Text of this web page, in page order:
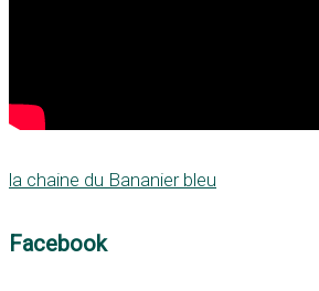
la chaine du Bananier bleu
Facebook